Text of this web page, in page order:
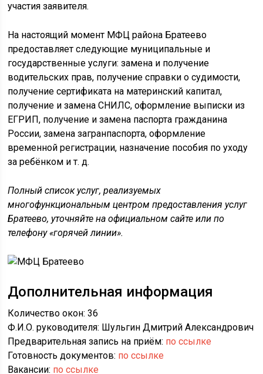
участия заявителя.
На настоящий момент МФЦ района Братеево
предоставляет следующие муниципальные и
государственные услуги: замена и получение
водительских прав, получение справки о судимости,
получение сертификата на материнский капитал,
получение и замена СНИЛС, оформление выписки из
ЕГРИП, получение и замена паспорта гражданина
России, замена загранпаспорта, оформление
временной регистрации, назначение пособия по уходу
за ребёнком и т. д.
Полный список услуг, реализуемых
многофункциональным центром предоставления услуг
Братеево, уточняйте на официальном сайте или по
телефону «горячей линии».
Дополнительная информация
Количество окон: 36
Ф.И.О. руководителя: Шульгин Дмитрий Александрович
Предварительная запись на приём: по ссылке
Готовность документов: по ссылке
Вакансии: по ссылке